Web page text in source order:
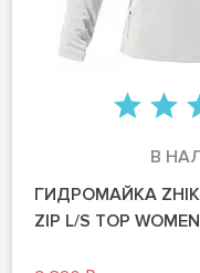
В
ГИДРОМАЙКА ZHIK
ZIP L/S TOP